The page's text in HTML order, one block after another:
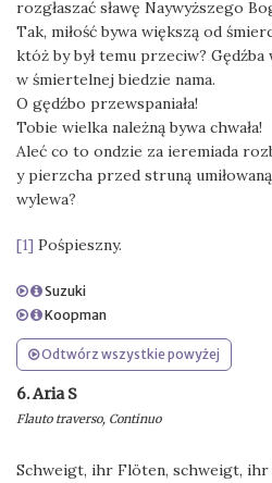
rozgłaszać sławę Naywyższego
Tak, miłość bywa większą od
któż by był temu przeciw? Gędźba
w śmiertelnej biedzie nama.
O gędźbo przewspaniała!
Tobie wielka należną bywa chwała!
Aleć co to ondzie za ieremiada
y pierzcha przed struną
wylewa?
[1] Pośpieszny.
Suzuki
Koopman
Odtwórz wszystkie powyżej
6. Aria S
Flauto traverso, Continuo
Schweigt, ihr Flöten, schweigt, ihr